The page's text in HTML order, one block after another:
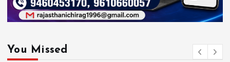
You Missed